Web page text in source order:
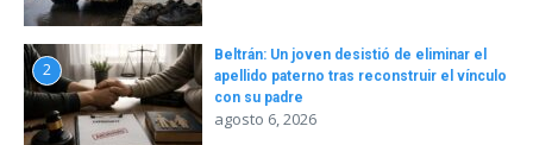
2
Beltrán: Un joven desistió de eliminar el
apellido paterno tras reconstruir el vínculo
con su padre
agosto 6, 2026